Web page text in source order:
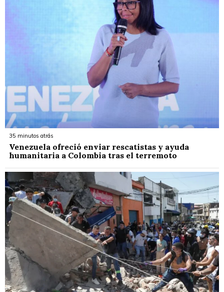
35 minutos atrás
Venezuela ofreció enviar rescatistas y ayuda
humanitaria a Colombia tras el terremoto